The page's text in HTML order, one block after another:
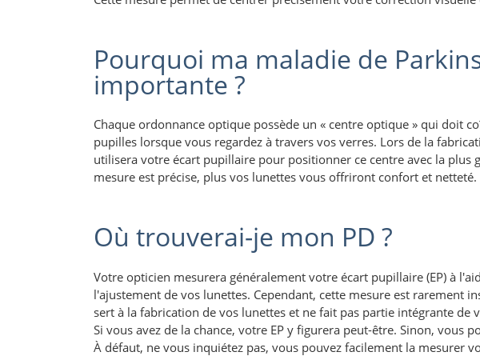
Pourquoi ma maladie de
importante ?
Chaque ordonnance optique possède un « centre optique » qui doit
pupilles lorsque vous regardez à travers vos verres. Lors de la
utilisera votre écart pupillaire pour positionner ce centre avec la plus
mesure est précise, plus vos lunettes vous offriront confort et netteté.
Où trouverai-je mon PD ?
Votre opticien mesurera généralement votre écart pupillaire (EP) à
l'ajustement de vos lunettes. Cependant, cette mesure est rarement
sert à la fabrication de vos lunettes et ne fait pas partie intégrante de
Si vous avez de la chance, votre EP y figurera peut-être. Sinon, vous
À défaut, ne vous inquiétez pas, vous pouvez facilement la mesurer